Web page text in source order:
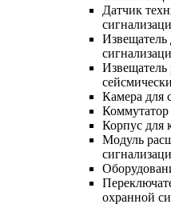
Датчик
Извещатель
Камера для
Коммутатор
Корпус для
Модуль
охранной